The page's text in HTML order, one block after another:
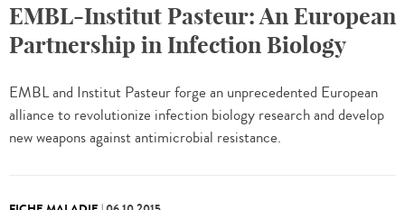
EMBL-Institut Pasteur: An European
Partnership in Infection Biology
EMBL and Institut Pasteur forge an unprecedented European
alliance to revolutionize infection biology research and develop
new weapons against antimicrobial resistance.